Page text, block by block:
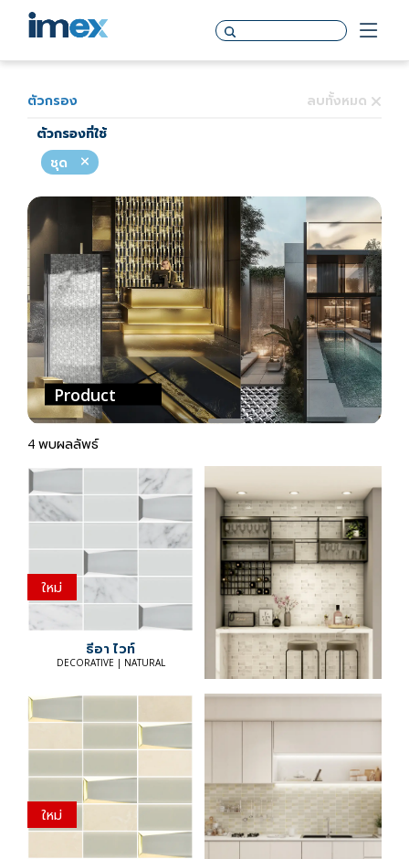
ตัวกรอง
ลบทั้งหมด
ตัวกรองที่ใช้
ชุด
Product
4 พบผลลัพธ์
ใหม่
ธีอา ไวท์
DECORATIVE | NATURAL
ใหม่